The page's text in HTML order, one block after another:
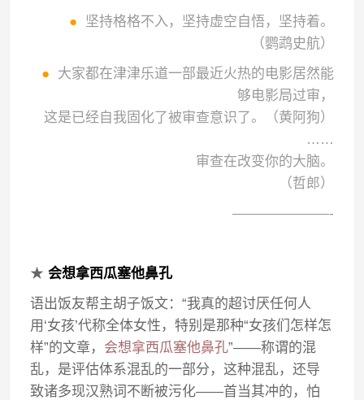
● 坚持格格不入，坚持虚空自悟，坚持着。
（鹦鹉史航）
●
大家都在津津乐道一部最近火热的电影居然能
够电影局过审，
这是已经自我固化了被审查意识了。（黄阿狗）
……
审查在改变你的大脑。
（哲郎）
———————-
★会想拿西瓜塞他鼻孔
语出饭友帮主胡子饭文：“我真的超讨厌任何人
用‘女孩’代称全体女性，特别是那种“女孩们怎样怎
样”的文章， 会想拿西瓜塞他鼻孔”——称谓的混
乱，是评估体系混乱的一部分，这种混乱，还导
致诸多现汉熟词不断被污化——首当其冲的，怕